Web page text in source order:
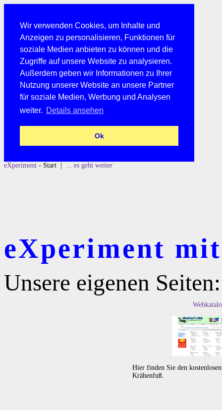
Wir verwenden Cookies, um Inhalte und
Anzeigen zu personalisieren, Funktionen für
soziale Medien anbieten zu können und die
Zugriffe auf unsere Website zu analysieren.
Außerdem geben wir Informationen zu Ihrer
Nutzung unserer Website an unsere Partner
für soziale Medien, Werbung und Analysen
weiter. Details ansehen
Ok
eXperiment - Start | ... es geht weiter
eXperiment
Unsere eigenen Seiten:
Hier finden Sie den
Krähenfuß.